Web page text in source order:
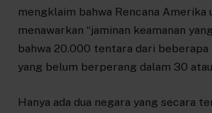
mengklaim bahwa Rencana Amerika
menawarkan “jaminan keamanan
bahwa 20.000 tentara dari beberapa
yang belum berperang dalam 30
Hanya ada dua negara yang secara